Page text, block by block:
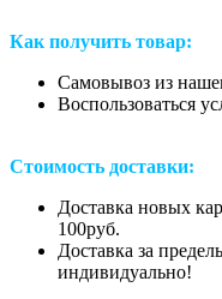
Как получить товар:
Самовывоз из
Воспользоваться
Стоимость доставки:
Доставка новых
100руб.
Доставка за
индивидуально!